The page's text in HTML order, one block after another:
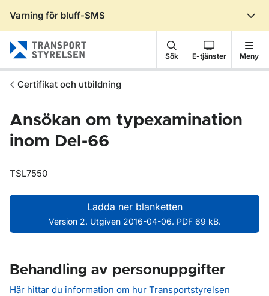
Varning för bluff-SMS
Sök E-tjänster Meny
Certifikat och utbildning
Ansökan om typexamination
inom Del-66
TSL7550
Ladda ner blanketten
Version 2. Utgiven 2016-04-06. PDF 69 kB.
Behandling av personuppgifter
Här hittar du information om hur Transportstyrelsen